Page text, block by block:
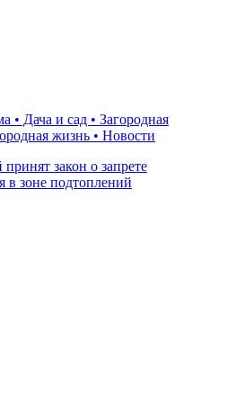
• Дача и сад • Загородная
жизнь • Новости
закон о запрете
в зоне подтоплений